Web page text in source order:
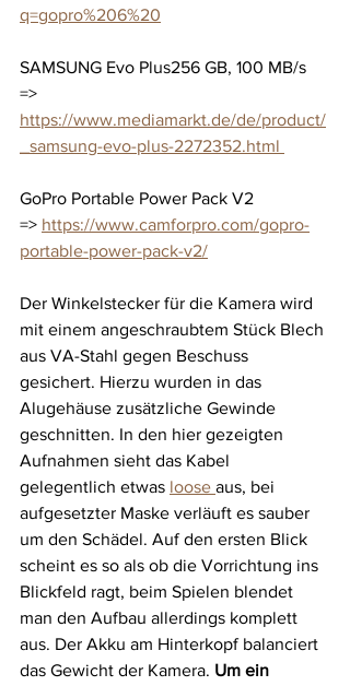
q=gopro%206%20
SAMSUNG Evo Plus256 GB, 100 MB/s
=>
https://www.mediamarkt.de/de/product/
_samsung-evo-plus-2272352.html
GoPro Portable Power Pack V2
=> https://www.camforpro.com/gopro-
portable-power-pack-v2/
Der Winkelstecker für die Kamera wird
mit einem angeschraubtem Stück Blech
aus VA-Stahl gegen Beschuss
gesichert. Hierzu wurden in das
Alugehäuse zusätzliche Gewinde
geschnitten. In den hier gezeigten
Aufnahmen sieht das Kabel
gelegentlich etwas loose aus, bei
aufgesetzter Maske verläuft es sauber
um den Schädel. Auf den ersten Blick
scheint es so als ob die Vorrichtung ins
Blickfeld ragt, beim Spielen blendet
man den Aufbau allerdings komplett
aus. Der Akku am Hinterkopf balanciert
das Gewicht der Kamera. Um ein